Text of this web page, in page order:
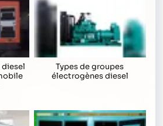
Types de groupes
électrogènes diesel